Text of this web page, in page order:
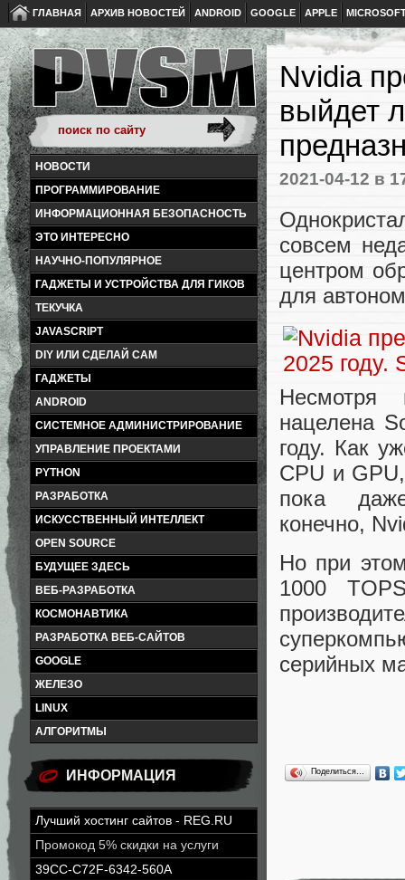
ГЛАВНАЯ АРХИВ НОВОСТЕЙ ANDROID GOOGLE APPLE
НОВОСТИ
ПРОГРАММИРОВАНИЕ
ИНФОРМАЦИОННАЯ БЕЗОПАСНОСТЬ
ЭТО ИНТЕРЕСНО
НАУЧНО-ПОПУЛЯРНОЕ
ГАДЖЕТЫ И УСТРОЙСТВА ДЛЯ ГИКОВ
ТЕКУЧКА
JAVASCRIPT
DIY ИЛИ СДЕЛАЙ САМ
ГАДЖЕТЫ
ANDROID
СИСТЕМНОЕ АДМИНИСТРИРОВАНИЕ
УПРАВЛЕНИЕ ПРОЕКТАМИ
PYTHON
РАЗРАБОТКА
ИСКУССТВЕННЫЙ ИНТЕЛЛЕКТ
OPEN SOURCE
БУДУЩЕЕ ЗДЕСЬ
ВЕБ-РАЗРАБОТКА
КОСМОНАВТИКА
РАЗРАБОТКА ВЕБ-САЙТОВ
GOOGLE
ЖЕЛЕЗО
LINUX
АЛГОРИТМЫ
ИНФОРМАЦИЯ
Лучший хостинг сайтов - REG.RU
Промокод 5% скидки на услуги
39CC-C72F-6342-560A
Nvidia
выйдет
2021-04-12 в
совсем
центром
для
нацелена
году. Как
CPU и
пока
конечно,
Но при
1000
серийных
Поделиться…